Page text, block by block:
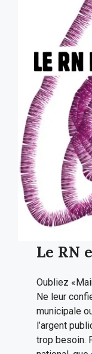
Le RN
Oubliez
Ne leur
municipale
l’argent
trop besoin.